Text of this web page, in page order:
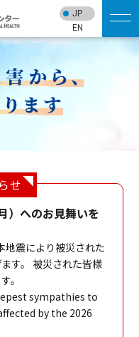
JP
EN
せ
）へのお見舞いを
地震により被災された
す。 被災された皆様
。
sympathies to
by the 2026